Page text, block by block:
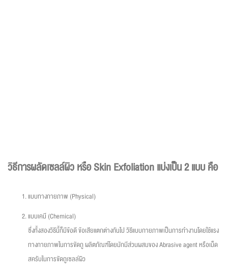
วิธีการผลัดเซลล์ผิว หรือ Skin Exfoliation แบ่งเป็น 2 แบบ คือ
แบบทางกายภาพ (Physical)
แบบเคมี (Chemical)
ซึ่งทั้งสองวิธีนี้ก็มีข้อดี ข้อเสียแตกต่างกันไป วิธีแบบกายภาพเป็นการทำงานโดยใช้แรง
ทางกายภาพในการขัดถู ผลิตภัณฑ์โดยมักมีส่วนผสมของ Abrasive agent หรือเม็ด
สครับในการขัดถูเซลล์ผิว